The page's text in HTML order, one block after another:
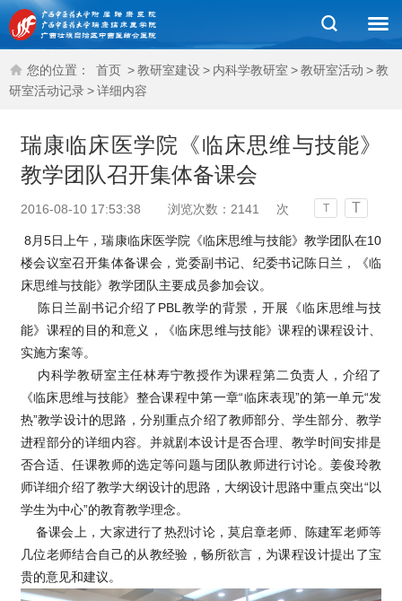
您的位置： 首页 >教研室建设 > 内科学教研室 >教研室活动 >教
研室活动记录>详细内容
瑞康临床医学院《临床思维与技能》
教学团队召开集体备课会
2016-08-10 17:53:38 浏览次数： 2141 次 T T
8月5日上午，瑞康临床医学院《临床思维与技能》教学团队在10
楼会议室召开集体备课会，党委副书记、纪委书记陈日兰，《临
床思维与技能》教学团队主要成员参加会议。
陈日兰副书记介绍了PBL教学的背景，开展《临床思维与技
能》课程的目的和意义，《临床思维与技能》课程的课程设计、
实施方案等。
内科学教研室主任林寿宁教授作为课程第二负责人，介绍了
《临床思维与技能》整合课程中第一章“临床表现”的第一单元“发
热”教学设计的思路，分别重点介绍了教师部分、学生部分、教学
进程部分的详细内容。并就剧本设计是否合理、教学时间安排是
否合适、任课教师的选定等问题与团队教师进行讨论。姜俊玲教
师详细介绍了教学大纲设计的思路，大纲设计思路中重点突出“以
学生为中心”的教育教学理念。
备课会上，大家进行了热烈讨论，莫启章老师、陈建军老师等
几位老师结合自己的从教经验，畅所欲言，为课程设计提出了宝
贵的意见和建议。